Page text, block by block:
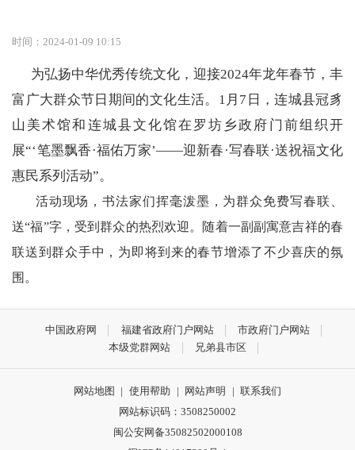
时间：2024-01-09 10:15
为弘扬中华优秀传统文化，迎接2024年龙年春节，丰
富广大群众节日期间的文化生活。1月7日，连城县冠豸
山美术馆和连城县文化馆在罗坊乡政府门前组织开
展“‘笔墨飘香·福佑万家’——迎新春·写春联·送祝福文化
惠民系列活动”。
活动现场，书法家们挥毫泼墨，为群众免费写春联、
送“福”字，受到群众的热烈欢迎。随着一副副寓意吉祥的春
联送到群众手中，为即将到来的春节增添了不少喜庆的氛
围。
中国政府网 福建省政府门户网站
市政府门户网站
本级党群网站
兄弟县市区
网站地图 | 使用帮助 | 网站声明 | 联系我们
网站标识码：3508250002
闽公安网备35082502000108